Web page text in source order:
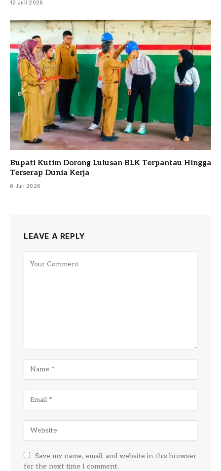
12 Juli 2026
Bupati Kutim Dorong Lulusan BLK Terpantau Hingga
Terserap Dunia Kerja
6 Juli 2026
LEAVE A REPLY
Save my name, email, and website in this browser
for the next time I comment.